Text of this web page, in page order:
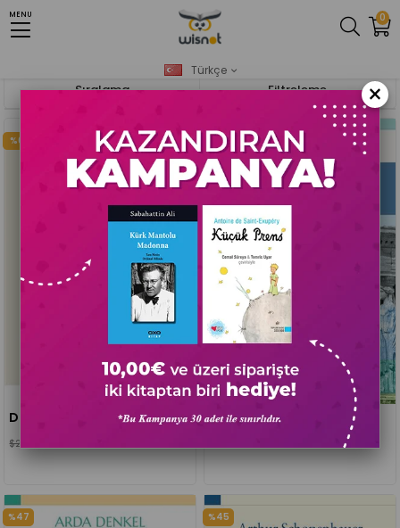
0
MENU
Türkçe
Filtreleme
Sıralama
Düşünceleriyle Nermi Uygur
$20.07
%61
İlkçağ’da Doğa Felsefeleri
%48
%47 %45
×